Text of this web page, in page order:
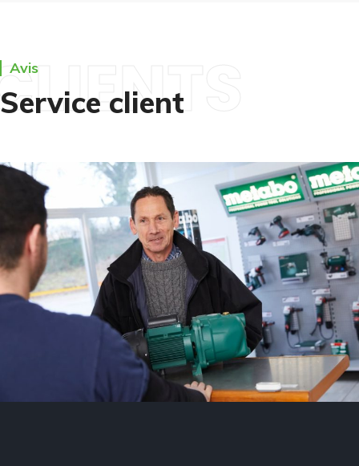
Avis
Service client